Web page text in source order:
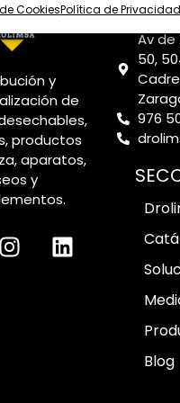
CookiesPolítica de Privacidad
y
de
productos
aparatos,
y
Av de
50,
976
Blog